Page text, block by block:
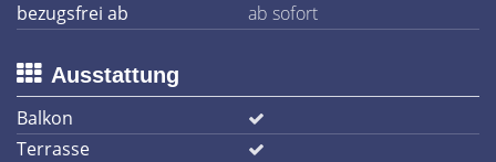
bezugsfrei ab
ab sofort
Ausstattung
Balkon
Terrasse